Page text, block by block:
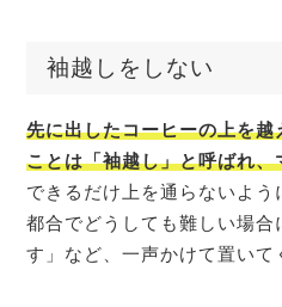
袖越しをしない
先に出したコーヒーの上を
ことは「袖越し」と呼ばれ、
できるだけ上を通らないよ
都合でどうしても難しい場合
す」など、一声かけて置いて